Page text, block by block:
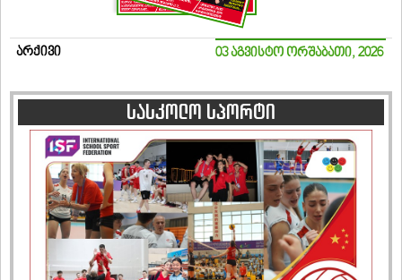
არქივი 03 აგვისტო ორშაბათი, 2026
სასკოლო სპორტი